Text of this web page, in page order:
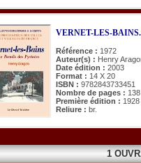
VERNET-LES-BAINS.
Référence : 1972
Auteur(s) : Henry
Date édition : 2003
Format : 14 X 20
ISBN : 9782843733451
Nombre de pages : 138
Première édition : 1928
Reliure : br.
1